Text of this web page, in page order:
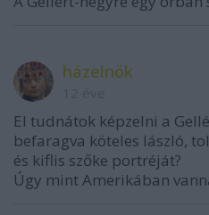
házelnök
El tudnátok képzelni a
befaragva köteles lászló,
és kiflis szőke portréját?
Úgy mint Amerikában